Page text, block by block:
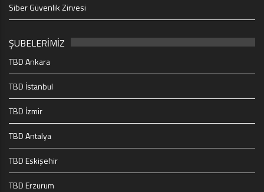
Siber Güvenlik Zirvesi
ŞUBELERİMİZ
TBD Ankara
TBD İstanbul
TBD İzmir
TBD Antalya
TBD Eskişehir
TBD Erzurum